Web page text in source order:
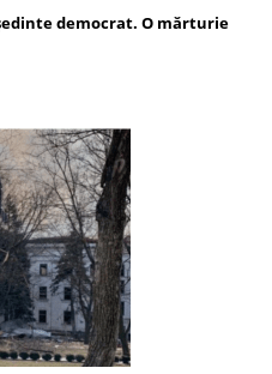
democrat. O mărturie